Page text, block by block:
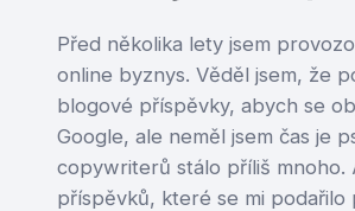
Před několika lety jsem
online byznys. Věděl jsem, že
blogové příspěvky, abych se
Google, ale neměl jsem čas je
copywriterů stálo příliš mnoho.
příspěvků, které se mi podařilo